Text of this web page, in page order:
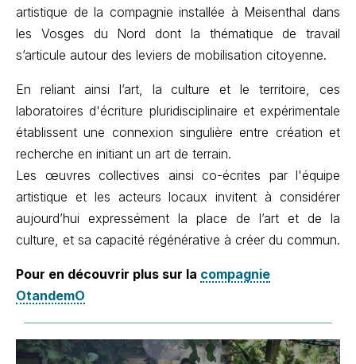
artistique de la compagnie installée à Meisenthal dans
les Vosges du Nord dont la thématique de travail
s’articule autour des leviers de mobilisation citoyenne.
En reliant ainsi l’art, la culture et le territoire, ces
laboratoires d'écriture pluridisciplinaire et expérimentale
établissent une connexion singulière entre création et
recherche en initiant un art de terrain.
Les œuvres collectives ainsi co-écrites par l'équipe
artistique et les acteurs locaux invitent à considérer
aujourd’hui expressément la place de l’art et de la
culture, et sa capacité régénérative à créer du commun.
Pour en découvrir plus sur la compagnie
OtandemO